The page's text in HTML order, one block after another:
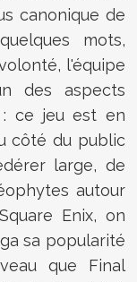
canonique de
mots,
l'équipe
des aspects
: ce jeu est en
côté du public
large, de
autour
Enix, on
sa popularité
que Final